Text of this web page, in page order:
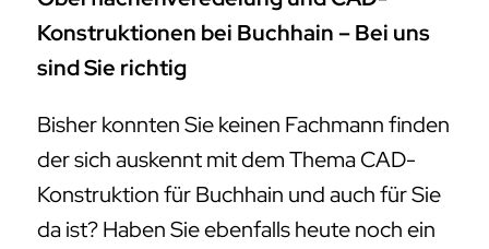
Konstruktionen bei Buchhain – Bei uns
sind Sie richtig
Bisher konnten Sie keinen Fachmann finden
der sich auskennt mit dem Thema CAD-
Konstruktion für Buchhain und auch für Sie
da ist? Haben Sie ebenfalls heute noch ein